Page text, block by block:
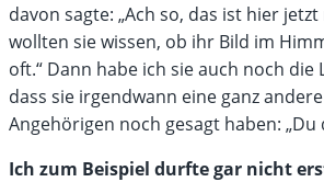
davon sagte: „Ach so, das ist hier
wollten sie wissen, ob ihr Bild im
oft.“ Dann habe ich sie auch noch
dass sie irgendwann eine ganz
Angehörigen noch gesagt haben:
Ich zum Beispiel durfte gar nicht